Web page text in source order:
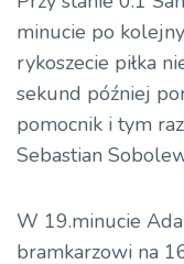
minucie po
rykoszecie piłka
sekund później
pomocnik i tym
Sebastian
W 19.minucie
bramkarzowi na